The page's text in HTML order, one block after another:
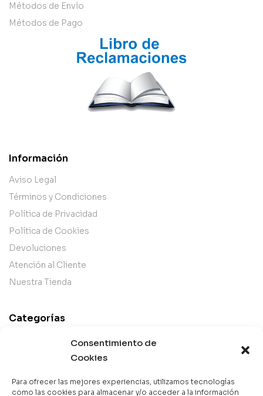
Consentimiento de
Cookies
Para ofrecer las mejores experiencias, utilizamos tecnologías
como las cookies para almacenar y/o acceder a la información
Métodos de Envío
Métodos de Pago
Información
Aviso Legal
Términos y Condiciones
Política de Privacidad
Política de Cookies
Devoluciones
Atención al Cliente
Nuestra Tienda
Categorías
Mejor Valorados
Libros en Oferta